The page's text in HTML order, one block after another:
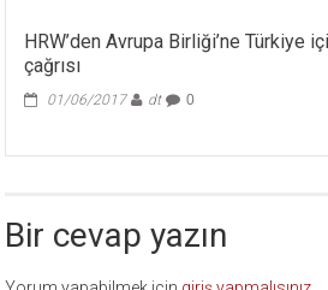
HRW’den Avrupa Birliği’ne Türkiye
çağrısı
01/06/2017 dt 0
Bir cevap yazın